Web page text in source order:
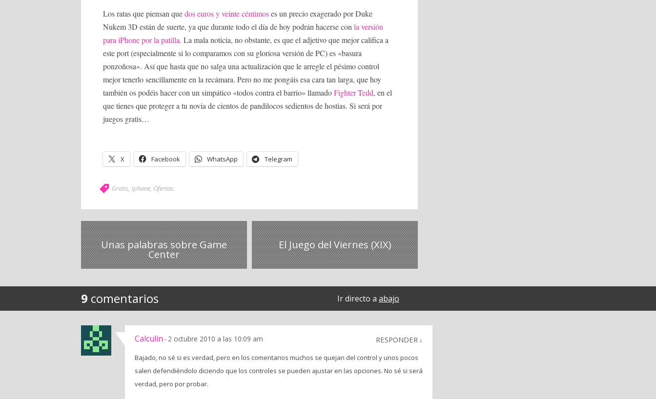
Los ratas que piensan quedos euros y veinte céntimoses un precio exagerado por Duke
Nukem 3D están de suerte, ya que durante todo el día de hoy podrán hacerse con la versión
para iPhone por la patilla. La mala noticia, no obstante, es que el adjetivo que mejor califica a
este port (especialmente si lo comparamos con su gloriosa versión de PC) es «basura
ponzoñosa». Así que hasta que no salga una actualización que le arregle el pésimo control
mejor tenerlo sencillamente en la recámara. Pero no me pongáis esa cara tan larga, que hoy
también os podéis hacer con un simpático «todos contra el barrio» llamadoFighter Tedd, en el
que tienes que proteger a tu novia de cientos de pandilocos sedientos de hostias. Si será por
juegos gratis…
X Facebook WhatsApp Telegram
Gratis Iphone Ofertas.
Unas palabras sobre Game
Center
El Juego del Viernes (XIX)
9 comentarios Ir directo a abajo
Calculin - 2 octubre 2010 a las 10:09 am RESPONDER ↓
Bajado, no sé si es verdad, pero en los comentarios muchos se quejan del control y unos pocos
salen defendiéndolo diciendo que los controles se pueden ajustar en las opciones. No sé si será
verdad, pero por probar.